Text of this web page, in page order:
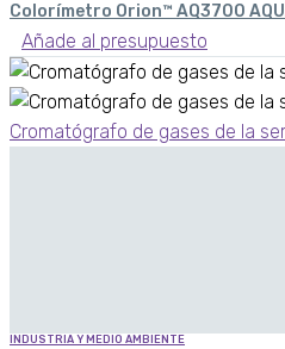
Colorímetro Orion™ AQ3700
Añade al presupuesto
Cromatógrafo de gases de la
INDUSTRIA Y MEDIO AMBIENTE